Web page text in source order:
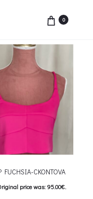
0
FUCHSIA-CKONTOVA
price was: 95.00€.